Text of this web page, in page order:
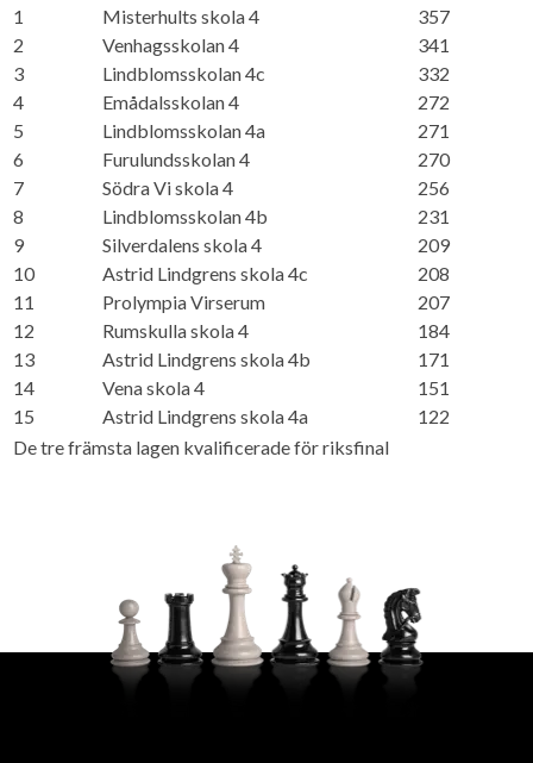
1
Misterhults skola 4
357
2
Venhagsskolan 4
341
3
Lindblomsskolan 4c
332
4
Emådalsskolan 4
272
5
Lindblomsskolan 4a
271
6
Furulundsskolan 4
270
7
Södra Vi skola 4
256
8
Lindblomsskolan 4b
231
9
Silverdalens skola 4
209
10
Astrid Lindgrens skola 4c
208
11
Prolympia Virserum
207
12
Rumskulla skola 4
184
13
Astrid Lindgrens skola 4b
171
14
Vena skola 4
151
15
Astrid Lindgrens skola 4a
122
De tre främsta lagen kvalificerade för riksfinal